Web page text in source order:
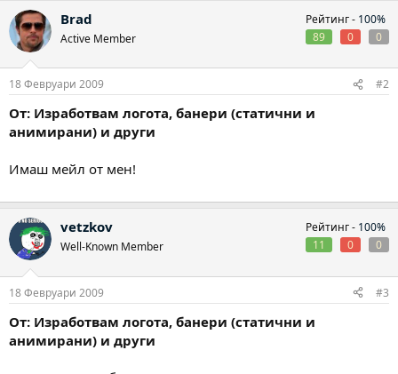
к
ц
и
Brad
Active Member
Рейтинг - 100%
89
0 0
18 Февруари 2009 #2
От: Изработвам логота, банери (статични и
анимирани) и други
Имаш мейл от мен!
vetzkov
Well-Known Member
Рейтинг - 100%
11
0 0
18 Февруари 2009 #3
От: Изработвам логота, банери (статични и
анимирани) и други